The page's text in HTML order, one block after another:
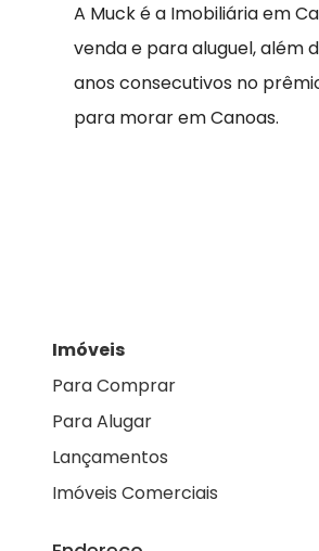
A Muck é a Imobiliária em
venda e para aluguel, além
anos consecutivos no
para morar em Canoas.
Imóveis
Para Comprar
Para Alugar
Lançamentos
Imóveis Comerciais